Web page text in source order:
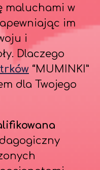
maluchami w
im
i
Dlaczego
“MUMINKI”
dla Twojego